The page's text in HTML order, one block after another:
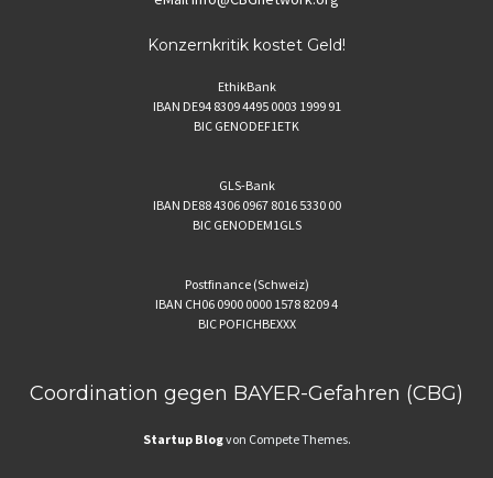
Konzernkritik kostet Geld!
EthikBank
IBAN DE94 8309 4495 0003 1999 91
BIC GENODEF1ETK
GLS-Bank
IBAN DE88 4306 0967 8016 5330 00
BIC GENODEM1GLS
Postfinance (Schweiz)
IBAN CH06 0900 0000 1578 8209 4
BIC POFICHBEXXX
Coordination gegen BAYER-Gefahren (CBG)
Startup Blogvon Compete Themes.